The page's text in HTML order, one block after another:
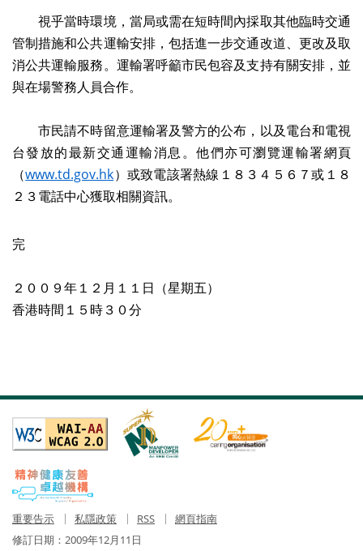
視乎當時環境，當局或需在短時間內採取其他臨時交通
管制措施和公共運輸安排，包括進一步交通改道、更改及取
消公共運輸服務。運輸署呼籲市民包容及支持有關安排，並
與在場警務人員合作。
市民請不時留意運輸署及警方的公布，以及電台和電視
台發放的最新交通運輸消息。他們亦可瀏覽運輸署網頁
（www.td.gov.hk）或致電該署熱線１８３４５６７或１８
２３電話中心獲取相關資訊。
完
２００９年１２月１１日（星期五）
香港時間１５時３０分
重要告示 私隱政策 RSS
網頁指南
修訂日期： 2009年12月11日